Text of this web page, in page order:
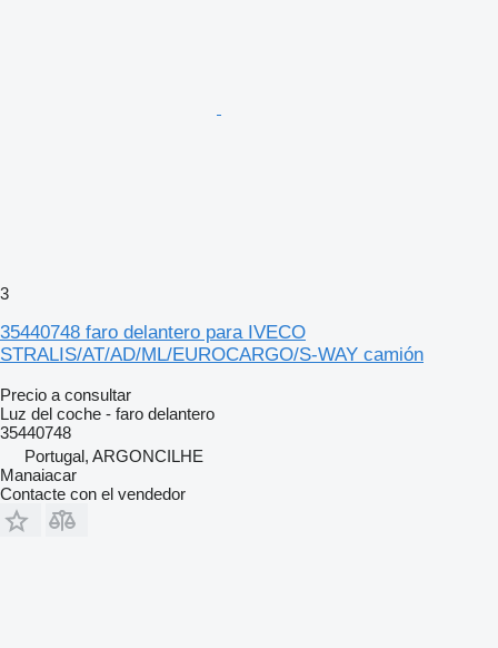
3
35440748 faro delantero para IVECO
STRALIS/AT/AD/ML/EUROCARGO/S-WAY camión
Precio a consultar
Luz del coche - faro delantero
35440748
Portugal, ARGONCILHE
Manaiacar
Contacte con el vendedor